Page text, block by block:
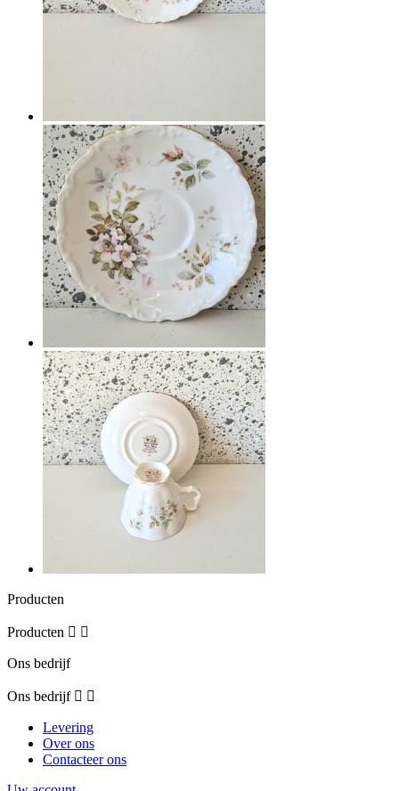
Producten
Producten  
Ons bedrijf
Ons bedrijf  
Levering
Over ons
Contacteer ons